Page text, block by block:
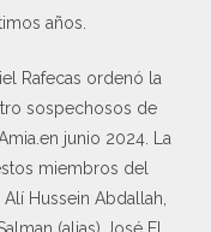
años.
Rafecas ordenó la
sospechosos de
junio 2024. La
miembros del
Hussein Abdallah,
(alias) José El